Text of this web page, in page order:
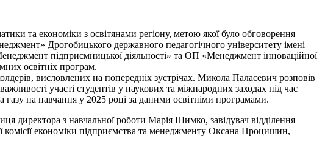
та економіки з освітянами регіону, метою якої було обговорення
Дрогобицького державного педагогічного університету імені
підприємницької діяльності» та ОП «Менеджмент інноваційної
освітніх програм.
висловлених на попередніх зустрічах. Микола Паласевич розповів
участі студентів у наукових та міжнародних заходах під час
на навчання у 2025 році за даними освітніми програмами.
директора з навчальної роботи Марія Шимко, завідувач відділення
економіки підприємства та менеджменту Оксана Процишин,